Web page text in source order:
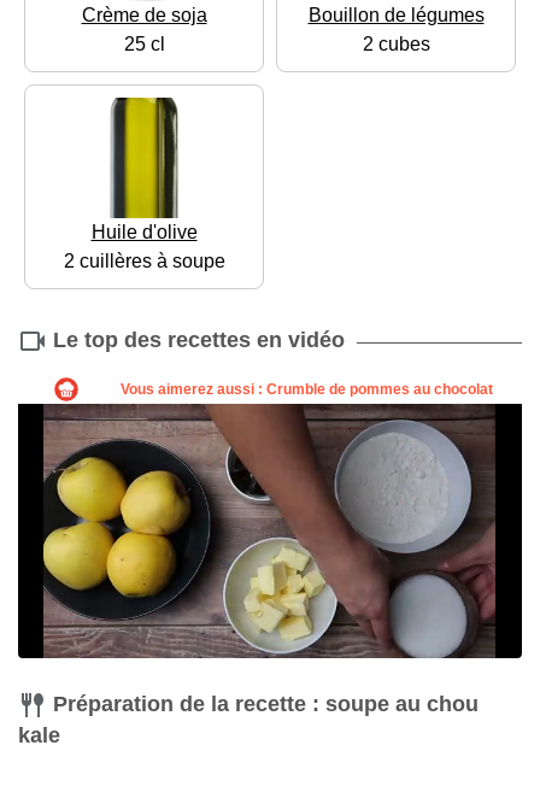
Crème de soja
25 cl
Bouillon de légumes
2 cubes
Huile d'olive
2 cuillères à soupe
Le top des recettes en vidéo
Préparation de la recette : soupe au chou
kale